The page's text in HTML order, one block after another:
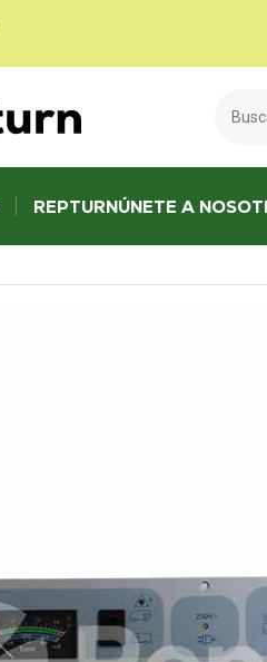
REPTURNÚNETE A